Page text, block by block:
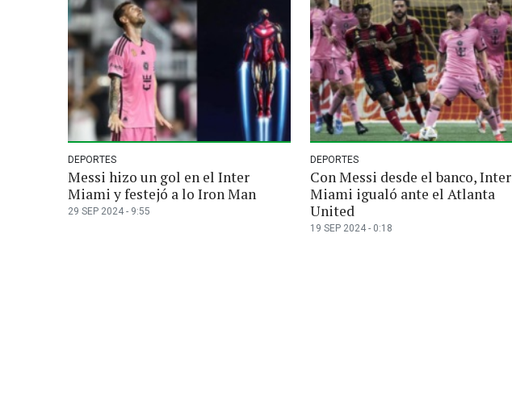
DEPORTES
Messi hizo un gol en el Inter
Miami y festejó a lo Iron Man
29 SEP 2024 - 9:55
DEPORTES
Con Messi desde el banco, Inter
Miami igualó ante el Atlanta
United
19 SEP 2024 - 0:18